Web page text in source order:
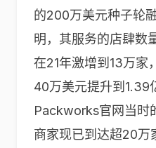
的200万美元种子轮
明，其服务的店肆数
在21年激增到13万家
40万美元提升到1.39
Packworks官网当时
商家现已到达超20万